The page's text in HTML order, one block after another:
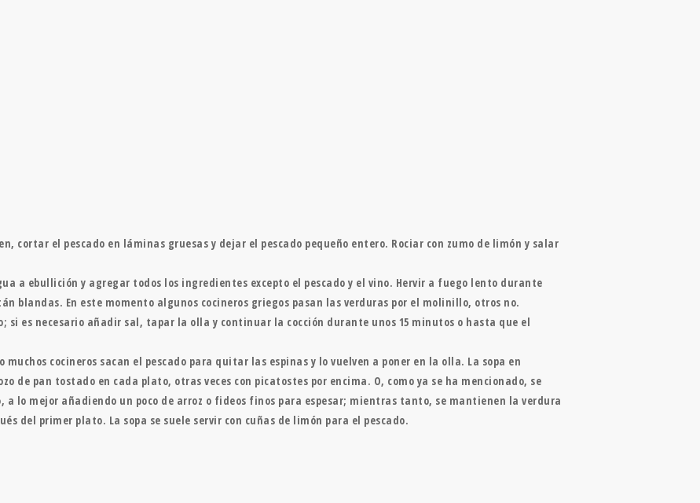
cortar el pescado en láminas gruesas y dejar el pescado pequeño entero. Rociar con zumo de limón y salar
a ebullición y agregar todos los ingredientes excepto el pescado y el vino. Hervir a fuego lento durante
blandas. En este momento algunos cocineros griegos pasan las verduras por el molinillo, otros no.
si es necesario añadir sal, tapar la olla y continuar la cocción durante unos 15 minutos o hasta que el
muchos cocineros sacan el pescado para quitar las espinas y lo vuelven a poner en la olla. La sopa en
de pan tostado en cada plato, otras veces con picatostes por encima. O, como ya se ha mencionado, se
a lo mejor añadiendo un poco de arroz o fideos finos para espesar; mientras tanto, se mantienen la verdura
del primer plato. La sopa se suele servir con cuñas de limón para el pescado.